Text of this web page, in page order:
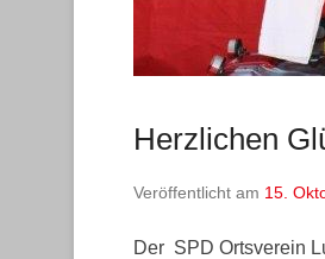
Herzlichen
Veröffentlicht am 15.
Der SPD Ortsverein